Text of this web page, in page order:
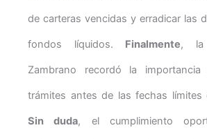
de carteras vencidas y erradicar las
fondos líquidos. Finalmente, la
Zambrano recordó la
trámites antes de las fechas límites
Sin duda, el cumplimiento